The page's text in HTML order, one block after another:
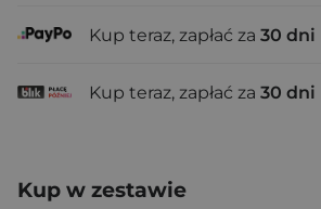
Kup teraz, zapłać za 30 dni
Kup teraz, zapłać za 30 dni
Kup w zestawie